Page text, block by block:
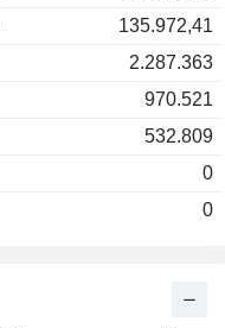
135.972,41
2.287.363
970.521
532.809
0
0